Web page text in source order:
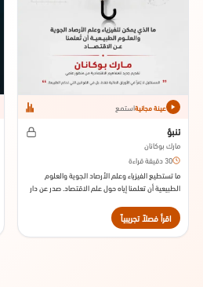
عينة مجانيةاستمع
تنبؤ
مارك بوكانان
30 دقيقة قراءة
ما تستطيع الفيزياء وعلم الأرصاد الجوية والعلوم
الطبيعية أن تعلمنا إياه حول علم الاقتصاد. صدر عن دار
اقرأ فصلاً تجريبياً